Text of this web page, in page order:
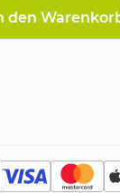
den